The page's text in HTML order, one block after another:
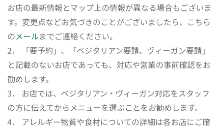
お店の最新情報とマップ上の情報が異なる場合もございま
す。変更点などお気づきのことがございましたら、こちら
のメールまでご連絡ください。
2． 「要予約」、「ベジタリアン要請、ヴィーガン要請」
と記載のないお店であっても、対応や営業の事前確認をお
勧めします。
3． お店では、ベジタリアン・ヴィーガン対応をスタッフ
の方に伝えてからメニューを選ぶことをお勧めします。
4． アレルギー物質や食材についての詳細は各お店にご確